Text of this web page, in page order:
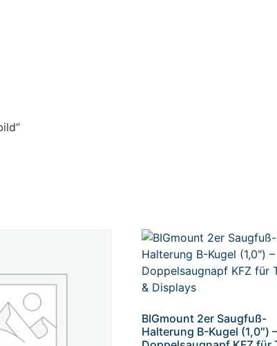
BIGmount 2er Saugfuß-
Halterung B-Kugel (1,0″) –